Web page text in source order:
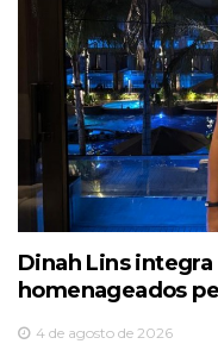
Dinah Lins
homenageados
4 de agosto de 2026